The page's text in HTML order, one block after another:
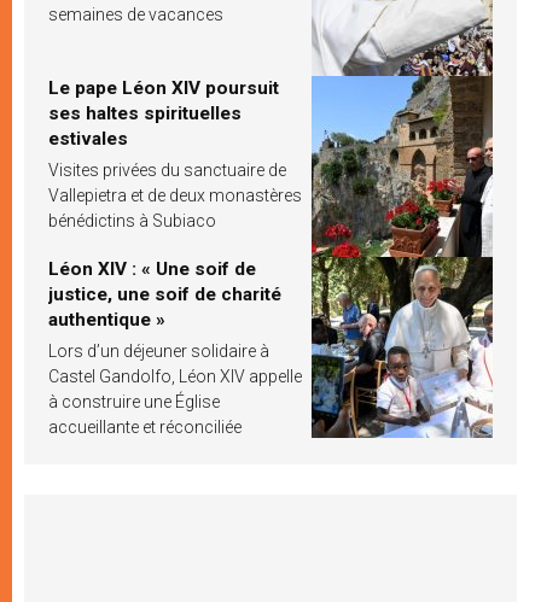
semaines de vacances
Le pape Léon XIV poursuit
ses haltes spirituelles
estivales
Visites privées du sanctuaire de
Vallepietra et de deux monastères
bénédictins à Subiaco
Léon XIV : « Une soif de
justice, une soif de charité
authentique »
Lors d’un déjeuner solidaire à
Castel Gandolfo, Léon XIV appelle
à construire une Église
accueillante et réconciliée